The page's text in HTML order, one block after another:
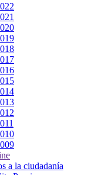
a la ciudadanía